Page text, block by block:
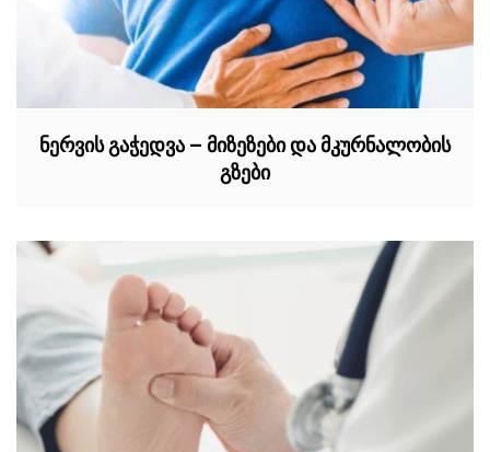
ნერვის გაჭედვა – მიზეზები და მკურნალობის
გზები